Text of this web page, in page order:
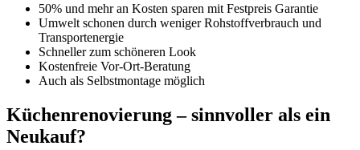
50% und mehr an Kosten sparen mit Festpreis Garantie
Umwelt schonen durch weniger Rohstoffverbrauch und
Transportenergie
Schneller zum schöneren Look
Kostenfreie Vor-Ort-Beratung
Auch als Selbstmontage möglich
Küchenrenovierung – sinnvoller als ein
Neukauf?